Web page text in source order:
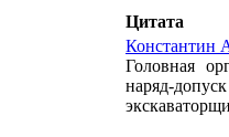
Цитата
Константин
Головная
наряд-